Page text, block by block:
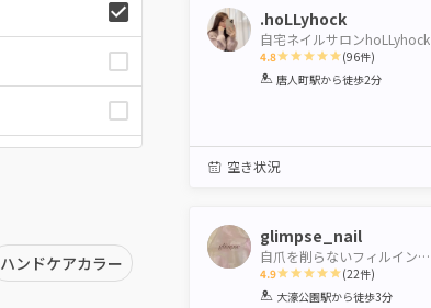
ハンドケアカラー
.hoLLyhock
自宅ネイルサロンhoLLyhock
4.8
1 2 3 4 5
(96件)
唐人町駅から徒歩2分
空き状況
glimpse_nail
自爪を削らないフィルイン専門店＊
4.9
1 2 3 4 5
(22件)
大濠公園駅から徒歩3分